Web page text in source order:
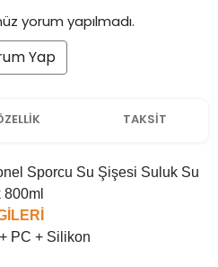
yorum yapılmadı.
Yap
TAKSİT
Sporcu Su Şişesi Suluk Su
800ml
PC + Silikon